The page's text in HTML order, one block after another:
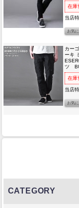
在庫
当店
カー
ーキ
ツ
在庫
当店
CATEGORY